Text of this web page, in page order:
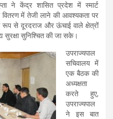
ने केंद्र शासित प्रदेश में स्मार्ट
वितरण में तेजी लाने की आवश्यकता पर
रूप से दूरदराज और ऊंचाई वाले क्षेत्रों
सुरक्षा सुनिश्चित की जा सके।
उपराज्यपाल
सचिवालय में
एक बैठक की
अध्यक्षता
करते हुए,
उपराज्यपाल
ने इस बात